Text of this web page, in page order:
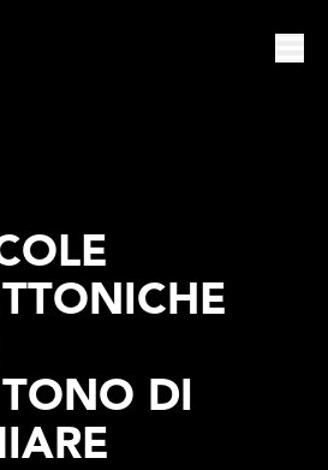
DI